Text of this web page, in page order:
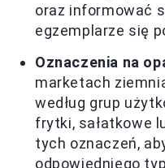
oraz informować
egzemplarze się
Oznaczenia na
marketach
według grup
frytki, sałatkowe
tych oznaczeń,
odpowiedniego